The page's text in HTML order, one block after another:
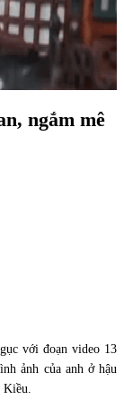
ngắm mê
với đoạn video 13
ảnh của anh ở hậu